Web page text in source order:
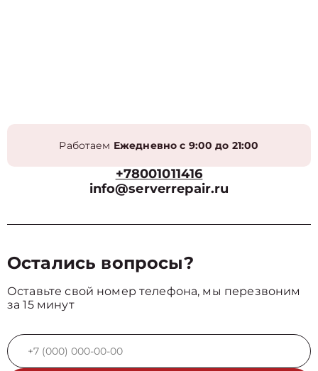
Работаем Ежедневно с 9:00 до 21:00
+78001011416
info@serverrepair.ru
Остались вопросы?
Оставьте свой номер телефона, мы перезвоним
за 15 минут